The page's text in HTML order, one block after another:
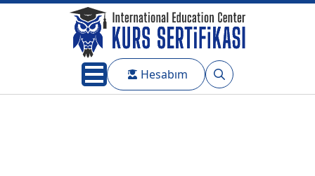
Hesabım
Search